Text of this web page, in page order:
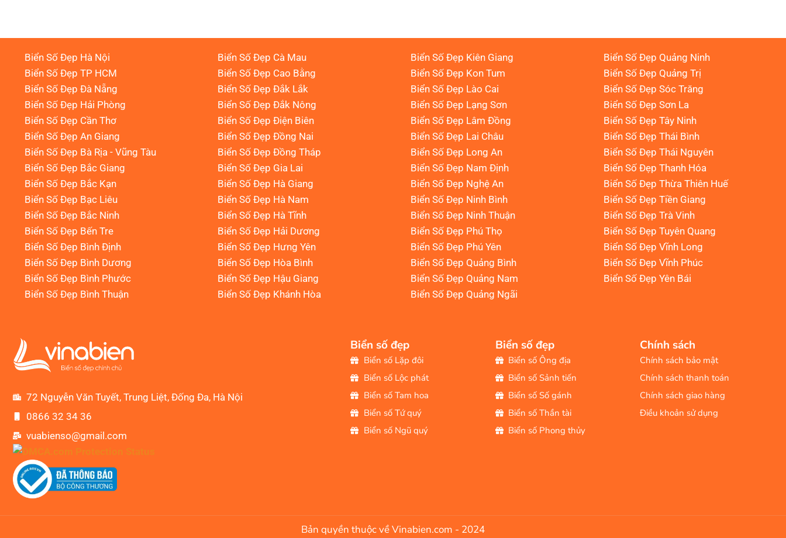
Biển Số Đẹp Hà Nội
Biển Số Đẹp TP HCM
Biển Số Đẹp Đà Nẵng
Biển Số Đẹp Hải Phòng
Biển Số Đẹp Cần Thơ
Biển Số Đẹp An Giang
Biển Số Đẹp Bà Rịa - Vũng Tàu
Biển Số Đẹp Bắc Giang
Biển Số Đẹp Bắc Kạn
Biển Số Đẹp Bạc Liêu
Biển Số Đẹp Bắc Ninh
Biển Số Đẹp Bến Tre
Biển Số Đẹp Bình Định
Biển Số Đẹp Bình Dương
Biển Số Đẹp Bình Phước
Biển Số Đẹp Bình Thuận
Biển Số Đẹp Cà Mau
Biển Số Đẹp Cao Bằng
Biển Số Đẹp Đắk Lắk
Biển Số Đẹp Đắk Nông
Biển Số Đẹp Điện Biên
Biển Số Đẹp Đồng Nai
Biển Số Đẹp Đồng Tháp
Biển Số Đẹp Gia Lai
Biển Số Đẹp Hà Giang
Biển Số Đẹp Hà Nam
Biển Số Đẹp Hà Tĩnh
Biển Số Đẹp Hải Dương
Biển Số Đẹp Hưng Yên
Biển Số Đẹp Hòa Bình
Biển Số Đẹp Hậu Giang
Biển Số Đẹp Khánh Hòa
Biển Số Đẹp Kiên Giang
Biển Số Đẹp Kon Tum
Biển Số Đẹp Lào Cai
Biển Số Đẹp Lạng Sơn
Biển Số Đẹp Lâm Đồng
Biển Số Đẹp Lai Châu
Biển Số Đẹp Long An
Biển Số Đẹp Nam Định
Biển Số Đẹp Nghệ An
Biển Số Đẹp Ninh Bình
Biển Số Đẹp Ninh Thuận
Biển Số Đẹp Phú Thọ
Biển Số Đẹp Phú Yên
Biển Số Đẹp Quảng Bình
Biển Số Đẹp Quảng Nam
Biển Số Đẹp Quảng Ngãi
Biển Số Đẹp Quảng Ninh
Biển Số Đẹp Quảng Trị
Biển Số Đẹp Sóc Trăng
Biển Số Đẹp Sơn La
Biển Số Đẹp Tây Ninh
Biển Số Đẹp Thái Bình
Biển Số Đẹp Thái Nguyên
Biển Số Đẹp Thanh Hóa
Biển Số Đẹp Thừa Thiên Huế
Biển Số Đẹp Tiền Giang
Biển Số Đẹp Trà Vinh
Biển Số Đẹp Tuyên Quang
Biển Số Đẹp Vĩnh Long
Biển Số Đẹp Vĩnh Phúc
Biển Số Đẹp Yên Bái
72 Nguyễn Văn Tuyết, Trung Liệt, Đống Đa, Hà Nội
0866 32 34 36
vuabienso@gmail.com
Biển số đẹp
Biển số Lặp đôi
Biển số Lộc phát
Biển số Tam hoa
Biển số Tứ quý
Biển số Ngũ quý
Biển số đẹp
Biển số Ông địa
Biển số Sảnh tiến
Biển số Số gánh
Biển số Thần tài
Biển số Phong thủy
Chính sách
Chính sách bảo mật
Chính sách thanh toán
Chính sách giao hàng
Điều khoản sử dụng
Bản quyền thuộc về Vinabien.com - 2024